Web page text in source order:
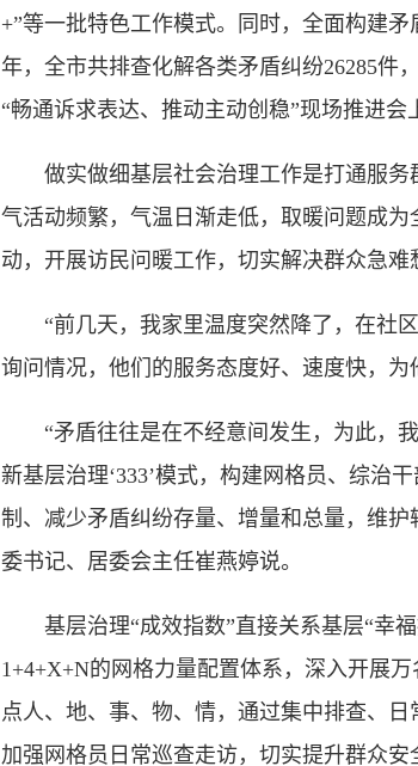
+”等一批特色工作模式。同时，全面构建
年，全市共排查化解各类矛盾纠纷26285件
“畅通诉求表达、推动主动创稳”现场推进会
做实做细基层社会治理工作是打通服务
气活动频繁，气温日渐走低，取暖问题成
动，开展访民问暖工作，切实解决群众急难
“前几天，我家里温度突然降了，在社区
询问情况，他们的服务态度好、速度快，为
“矛盾往往是在不经意间发生，为此，我
新基层治理‘333’模式，构建网格员、综治
制、减少矛盾纠纷存量、增量和总量，维
委书记、居委会主任崔燕婷说。
基层治理“成效指数”直接关系基层“幸福
1+4+X+N的网格力量配置体系，深入开展
点人、地、事、物、情，通过集中排查、
加强网格员日常巡查走访，切实提升群众安